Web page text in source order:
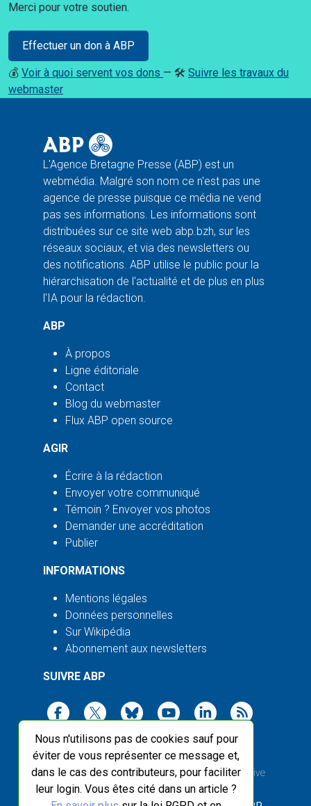
Nous n'utilisons pas de cookies sauf pour
éviter de vous représenter ce message et,
dans le cas des contributeurs, pour faciliter
leur login. Vous êtes cité dans un article ?
Merci pour votre soutien.
Effectuer un don à ABP
💰 Voir à quoi servent vos dons — 🛠️ Suivre les travaux du
webmaster
L'Agence Bretagne Presse (ABP) est un
webmédia. Malgré son nom ce n'est pas une
agence de presse puisque ce média ne vend
pas ses informations. Les informations sont
distribuées sur ce site web abp.bzh, sur les
réseaux sociaux, et via des newsletters ou
des notifications. ABP utilise le public pour la
hiérarchisation de l'actualité et de plus en plus
l'IA pour la rédaction.
ABP
À propos
Ligne éditoriale
Contact
Blog du webmaster
Flux ABP open source
AGIR
Écrire à la rédaction
Envoyer votre communiqué
Témoin ? Envoyer vos photos
Demander une accréditation
Publier
INFORMATIONS
Mentions légales
Données personnelles
Sur Wikipédia
Abonnement aux newsletters
SUIVRE ABP
2003-2026 ©Agence Bretagne Presse, sauf Creative
Commons